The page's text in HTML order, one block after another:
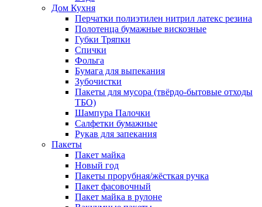
Дом Кухня
Перчатки полиэтилен нитрил латекс резина
Полотенца бумажные вискозные
Губки Тряпки
Спички
Фольга
Бумага для выпекания
Зубочистки
Пакеты для мусора (твёрдо-бытовые отходы
ТБО)
Шампура Палочки
Салфетки бумажные
Рукав для запекания
Пакеты
Пакет майка
Новый год
Пакеты прорубная/жёсткая ручка
Пакет фасовочный
Пакет майка в рулоне